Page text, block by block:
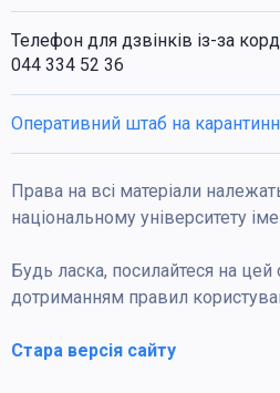
Телефон для дзвінків із-за
044 334 52 36
Оперативний штаб на
Права на всі матеріали
національному університету
Будь ласка, посилайтеся на цей
дотриманням правил
Стара версія сайту